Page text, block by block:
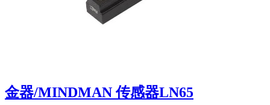
金器/MINDMAN 传感器LN65